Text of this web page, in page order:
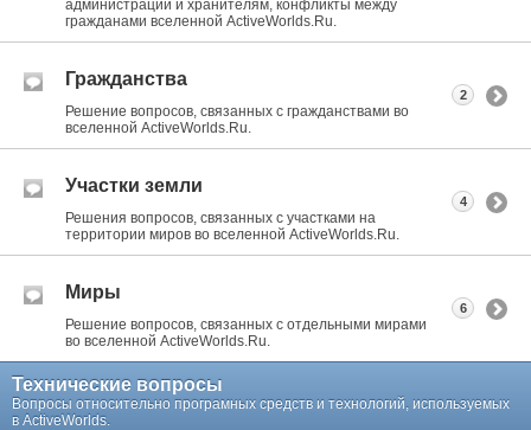
администрации и хранителям, конфликты между
гражданами вселенной ActiveWorlds.Ru.
Гражданства
Решение вопросов, связанных с гражданствами во
вселенной ActiveWorlds.Ru.
2
Участки земли
Решения вопросов, связанных с участками на
территории миров во вселенной ActiveWorlds.Ru.
4
Миры
Решение вопросов, связанных с отдельными мирами
во вселенной ActiveWorlds.Ru.
6
Технические вопросы
Вопросы относительно програмных средств и технологий, используемых
в ActiveWorlds.